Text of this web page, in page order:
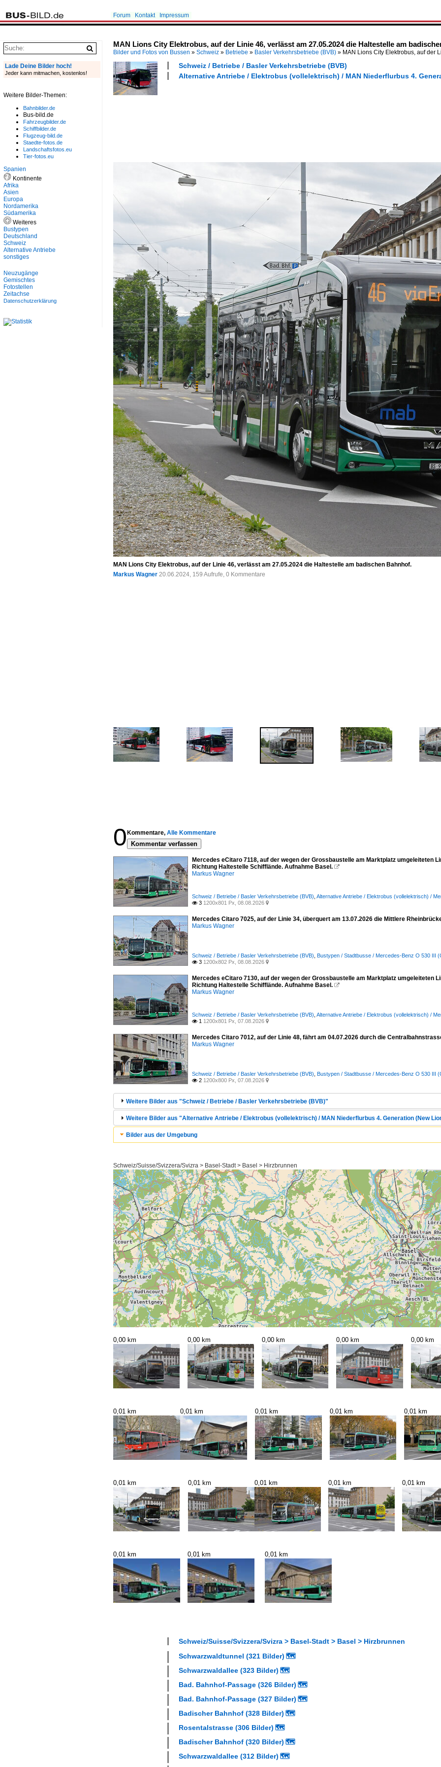
Forum Kontakt Impressum
MAN Lions City Elektrobus, auf der Linie 46, verlässt am 27.05.2024 die Haltestelle am
Bilder und Fotos von Bussen » Schweiz » Betriebe » Basler Verkehrsbetriebe (BVB) » MAN Lions City Elektrobus, auf der
Schweiz / Betriebe / Basler Verkehrsbetriebe (BVB)
Alternative Antriebe / Elektrobus (vollelektrisch) / MAN Niederflurbus 4.
MAN Lions City Elektrobus, auf der Linie 46, verlässt am 27.05.2024 die Haltestelle am badischen Bahnhof.
Markus Wagner 20.06.2024, 159 Aufrufe, 0 Kommentare
0 Kommentare, Alle Kommentare
Kommentar verfassen
Mercedes eCitaro 7118, auf der wegen der Grossbaustelle am Marktplatz umgeleiteten
Richtung Haltestelle Schifflände. Aufnahme Basel. 
Markus Wagner
Schweiz / Betriebe / Basler Verkehrsbetriebe (BVB) Alternative Antriebe / Elektrobus (vollelektrisch) /
 3 1200x801 Px, 08.08.2026 
Mercedes Citaro 7025, auf der Linie 34, überquert am 13.07.2026 die Mittlere
Markus Wagner
Schweiz / Betriebe / Basler Verkehrsbetriebe (BVB) Bustypen / Stadtbusse / Mercedes-Benz O 530 III
 3 1200x802 Px, 08.08.2026 
Mercedes eCitaro 7130, auf der wegen der Grossbaustelle am Marktplatz umgeleiteten
Richtung Haltestelle Schifflände. Aufnahme Basel. 
Markus Wagner
Schweiz / Betriebe / Basler Verkehrsbetriebe (BVB) Alternative Antriebe / Elektrobus (vollelektrisch) /
 1 1200x801 Px, 07.08.2026 
Mercedes Citaro 7012, auf der Linie 48, fährt am 04.07.2026 durch die
Markus Wagner
Schweiz / Betriebe / Basler Verkehrsbetriebe (BVB) Bustypen / Stadtbusse / Mercedes-Benz O 530 III
 2 1200x800 Px, 07.08.2026 
Weitere Bilder aus "Schweiz / Betriebe / Basler Verkehrsbetriebe (BVB)"
Weitere Bilder aus "Alternative Antriebe / Elektrobus (vollelektrisch) / MAN Niederflurbus 4. Generation (New
Bilder aus der Umgebung
Schweiz/Suisse/Svizzera/Svizra > Basel-Stadt > Basel > Hirzbrunnen
0,00 km 0,00 km 0,00 km 0,00 km 0,00 km
0,01 km 0,01 km 0,01 km 0,01 km 0,01 km
0,01 km 0,01 km 0,01 km 0,01 km 0,01 km
0,01 km 0,01 km 0,01 km
Schweiz/Suisse/Svizzera/Svizra > Basel-Stadt > Basel > Hirzbrunnen
Schwarzwaldtunnel (321 Bilder) 🗺
Schwarzwaldallee (323 Bilder) 🗺
Bad. Bahnhof-Passage (326 Bilder) 🗺
Bad. Bahnhof-Passage (327 Bilder) 🗺
Badischer Bahnhof (328 Bilder) 🗺
Rosentalstrasse (306 Bilder) 🗺
Badischer Bahnhof (320 Bilder) 🗺
Schwarzwaldallee (312 Bilder) 🗺
Lade Deine Bilder hoch!
Jeder kann mitmachen, kostenlos!
Weitere Bilder-Themen:
Bahnbilder.de
Bus-bild.de
Fahrzeugbilder.de
Schiffbilder.de
Flugzeug-bild.de
Staedte-fotos.de
Landschaftsfotos.eu
Tier-fotos.eu
Spanien
Kontinente
Afrika
Asien
Europa
Nordamerika
Südamerika
Weiteres
Bustypen
Deutschland
Schweiz
Alternative Antriebe
sonstiges
Neuzugänge
Gemischtes
Fotostellen
Zeitachse
Datenschutzerklärung